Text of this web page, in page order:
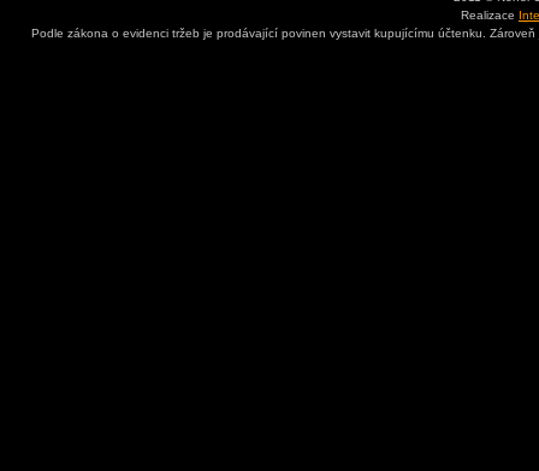
Realizace
Podle zákona o evidenci tržeb je prodávající povinen vystavit kupujícímu účtenku.